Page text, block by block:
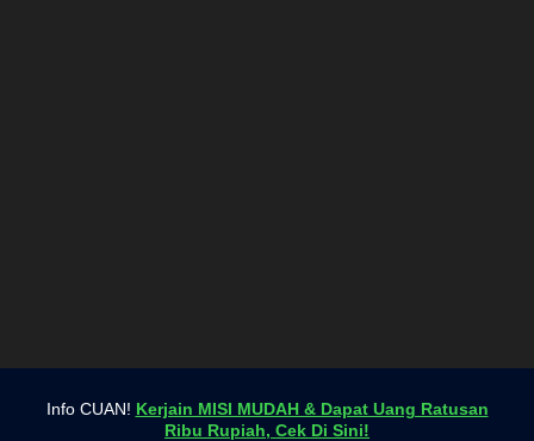
Info CUAN! Kerjain MISI MUDAH & Dapat Uang Ratusan
Ribu Rupiah, Cek Di Sini!